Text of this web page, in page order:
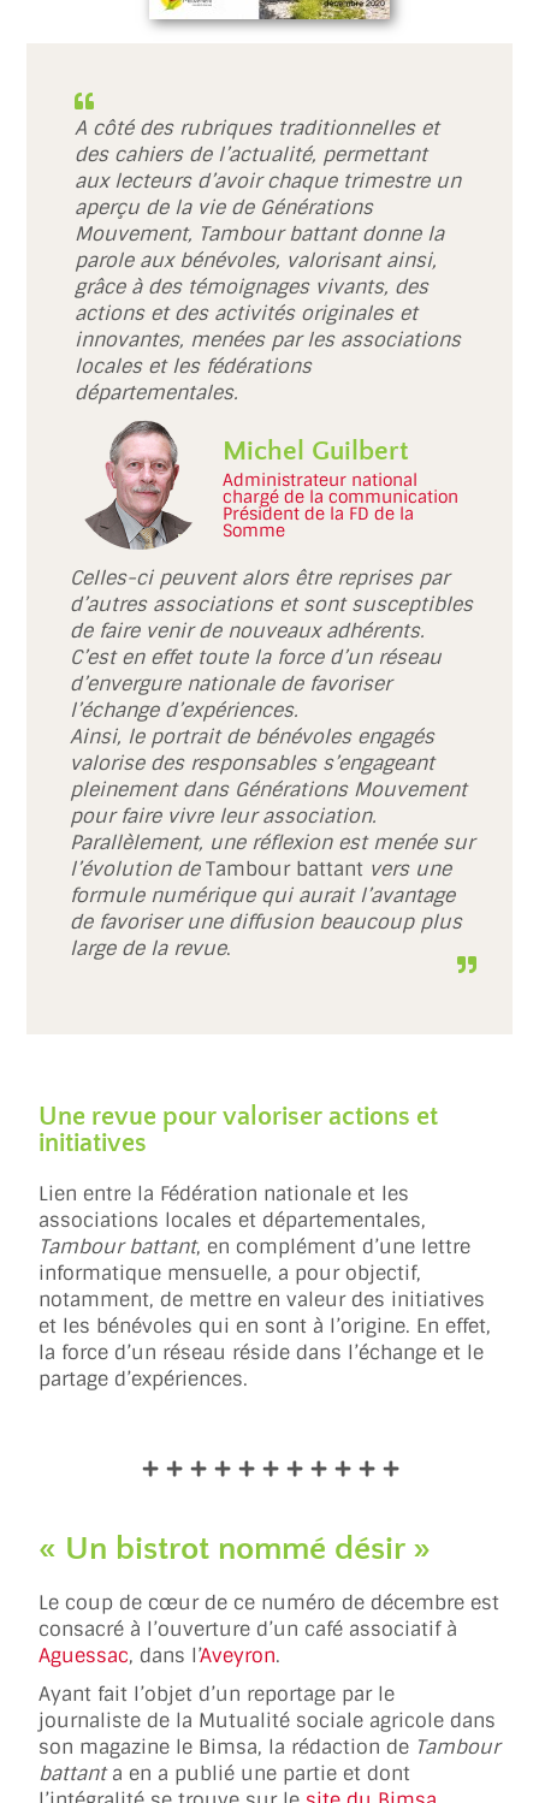
A côté des rubriques traditionnelles et
des cahiers de l’actualité, permettant
aux lecteurs d’avoir chaque trimestre un
aperçu de la vie de Générations
Mouvement, Tambour battant donne la
parole aux bénévoles, valorisant ainsi,
grâce à des témoignages vivants, des
actions et des activités originales et
innovantes, menées par les associations
locales et les fédérations
départementales.
Michel Guilbert
Administrateur national
chargé de la communication
Président de la FD de la
Somme
Celles-ci peuvent alors être reprises par
d’autres associations et sont susceptibles
de faire venir de nouveaux adhérents.
C’est en effet toute la force d’un réseau
d’envergure nationale de favoriser
l’échange d’expériences.
Ainsi, le portrait de bénévoles engagés
valorise des responsables s’engageant
pleinement dans Générations Mouvement
pour faire vivre leur association.
Parallèlement, une réflexion est menée sur
l’évolution deTambour battant vers une
formule numérique qui aurait l’avantage
de favoriser une diffusion beaucoup plus
large de la revue.
Une revue pour valoriser actions et
initiatives
Lien entre la Fédération nationale et les
associations locales et départementales,
Tambour battant, en complément d’une lettre
informatique mensuelle, a pour objectif,
notamment, de mettre en valeur des initiatives
et les bénévoles qui en sont à l’origine. En effet,
la force d’un réseau réside dans l’échange et le
partage d’expériences.
« Un bistrot nommé désir »
Le coup de cœur de ce numéro de décembre est
consacré à l’ouverture d’un café associatif à
Aguessac, dans l’Aveyron.
Ayant fait l’objet d’un reportage par le
journaliste de la Mutualité sociale agricole dans
son magazine le Bimsa, la rédaction de Tambour
battanta en a publié une partie et dont